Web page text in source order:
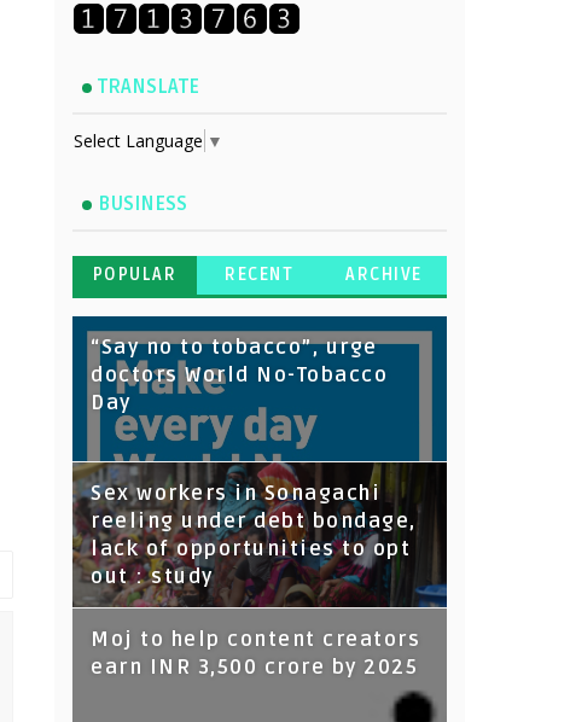
TRANSLATE
Select Language ▼
BUSINESS
POPULAR RECENT ARCHIVE
“Say no to tobacco”, urge
doctors World No-Tobacco
Day
Sex workers in Sonagachi
reeling under debt bondage,
lack of opportunities to opt
out : study
Moj to help content creators
earn INR 3,500 crore by 2025